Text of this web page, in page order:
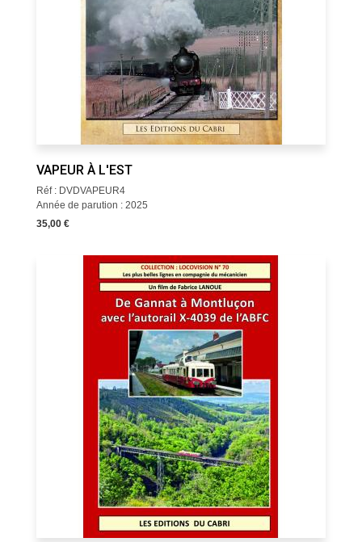
VAPEUR À L'EST
Réf : DVDVAPEUR4
Année de parution : 2025
35,00 €